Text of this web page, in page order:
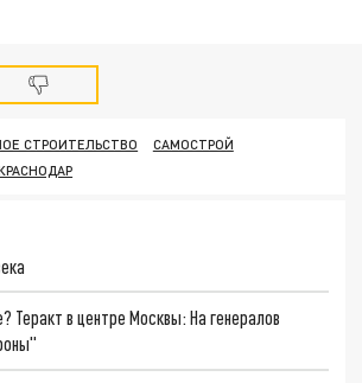
СТРОИТЕЛЬСТВО
САМОСТРОЙ
Теракт в центре Москвы: На генералов